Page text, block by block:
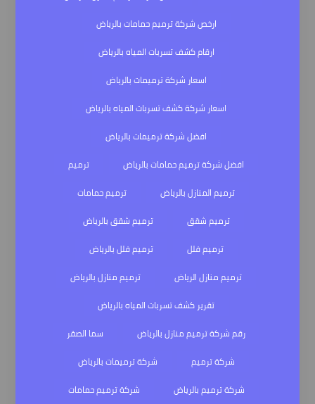
ارخص شركة ترميم حمامات بالرياض
ارقام كشف تسربات المياه بالرياض
اسعار شركة ترميمات بالرياض
اسعار شركة كشف تسربات المياه بالرياض
افضل شركة ترميمات بالرياض
افضل شركة ترميم حمامات بالرياض
ترميم
ترميم المنازل بالرياض
ترميم حمامات
ترميم شقق
ترميم شقق بالرياض
ترميم فلل
ترميم فلل بالرياض
ترميم منازل الرياض
ترميم منازل بالرياض
تقرير كشف تسربات المياه بالرياض
رقم شركة ترميم منازل بالرياض
سما الصقر
شركة ترميم
شركة ترميمات بالرياض
شركة ترميم بالرياض
شركة ترميم حمامات